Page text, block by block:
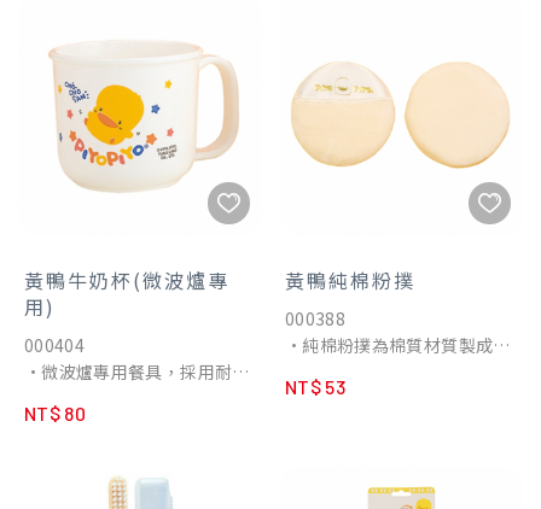
•專供嬰兒軟指甲使用。
•圓潤鈍刀頭設計，以防意外
刺傷。
•手把均衡設計，左右手均可
使用。
•附保護蓋，保管、攜帶皆便
•安全童鎖使用更安心
•刀刃採用防滑鋸齒，食物不
沾黏
•圓潤刀頭，安全不傷手
•雙重安全設計，添加保護
蓋、安心童鎖。攜帶便利，防
•可拆洗，衛生安全更放心
黃鴨牛奶杯(微波爐專
用)
000404
•微波爐專用餐具，採用耐熱
產生毒素
NT$ 80
黃鴨純棉粉撲
000388
•純棉粉撲為棉質材質製成，
搓揉換洗。
NT$ 53